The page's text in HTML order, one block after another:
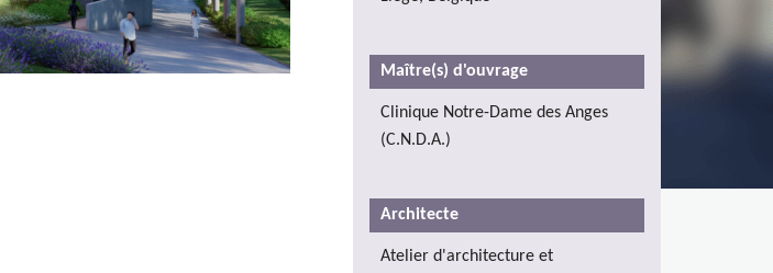
Maître(s) d'ouvrage
Clinique Notre-Dame des Anges
(C.N.D.A.)
Architecte
Atelier d'architecture et